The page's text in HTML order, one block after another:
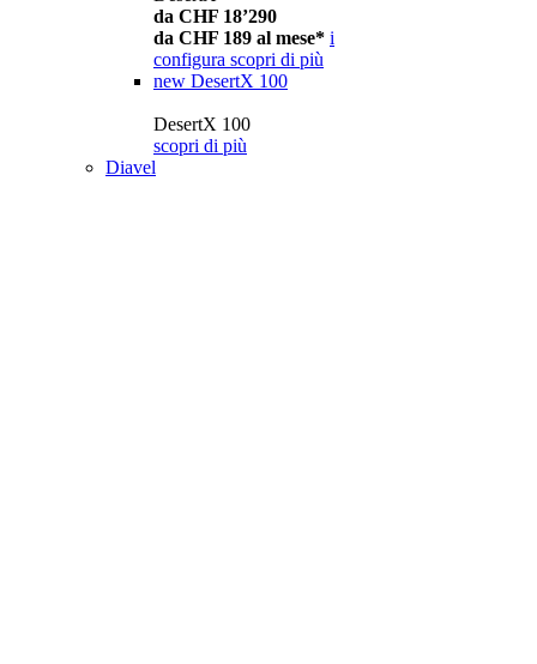
da CHF 18’290
da CHF 189 al mese* i
configura scopri di più
new DesertX 100
DesertX 100
scopri di più
Diavel